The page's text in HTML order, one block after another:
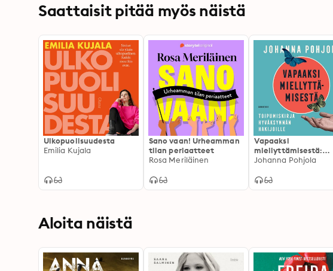
Saattaisit pitää myös näistä
Ulkopuolisuudesta
Emilia Kujala
Sano vaan! Urheamman
tilan periaatteet
Rosa Meriläinen
Vapaaksi
miellyttämisestä:
Toipumiskirja
Johanna Pohjola
Aloita näistä